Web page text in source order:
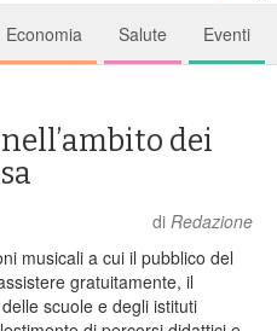
Economia Salute Eventi
dei
di Redazione
musicali a cui il pubblico del
gratuitamente, il
scuole e degli istituti